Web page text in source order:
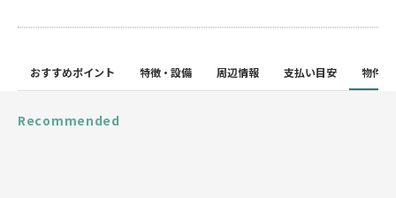
おすすめポイント 特徴・設備 周辺情報 支払い目安 物件詳
Recommended